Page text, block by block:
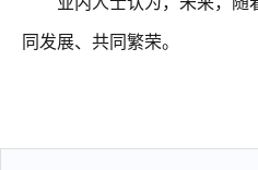
同发展、共同繁荣。